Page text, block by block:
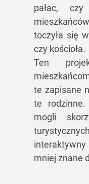
pałac,
toczyła się
czy kościoła.
Ten
te zapisane
te
mogli
mniej znane